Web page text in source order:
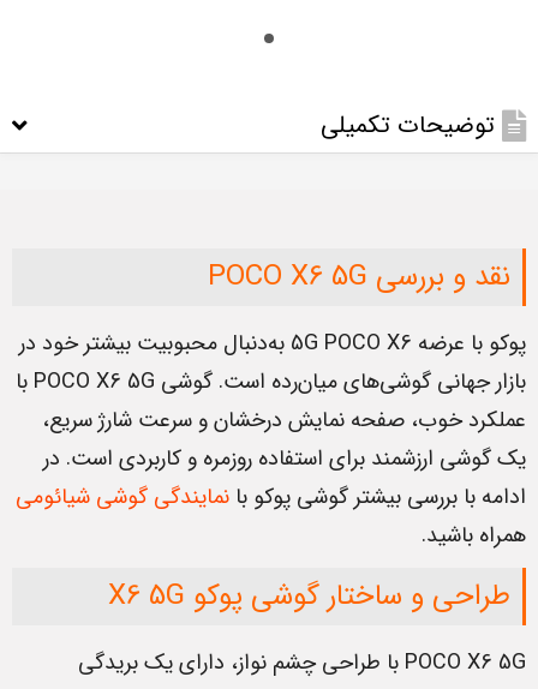
توضیحات تکمیلی
نقد و بررسی POCO X6 5G
پوکو با عرضه 5G POCO X6 به‌دنبال محبوبیت بیشتر خود در
بازار جهانی گوشی‌های میان‌رده است. گوشی POCO X6 5G با
عملکرد خوب، صفحه نمایش درخشان و سرعت شارژ سریع،
یک گوشی ارزشمند برای استفاده روزمره و کاربردی است. در
ادامه با بررسی بیشتر گوشی پوکو با نمایندگی گوشی شیائومی
همراه باشید.
طراحی و ساختار گوشی پوکو X6 5G
POCO X6 5G با طراحی چشم نواز، دارای یک بریدگی